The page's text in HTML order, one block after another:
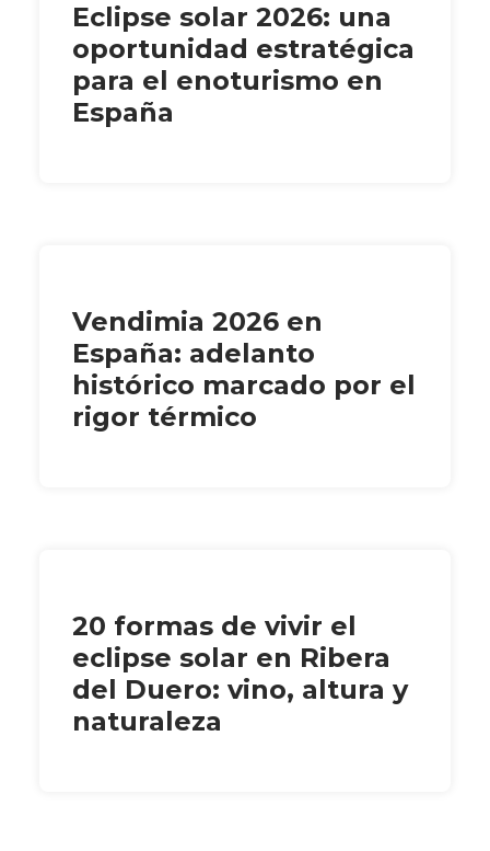
Eclipse solar 2026: una
oportunidad estratégica
para el enoturismo en
España
Vendimia 2026 en
España: adelanto
histórico marcado por el
rigor térmico
20 formas de vivir el
eclipse solar en Ribera
del Duero: vino, altura y
naturaleza